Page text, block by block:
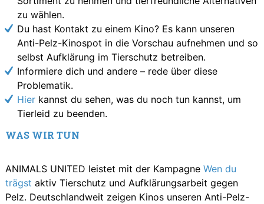
zu wählen.
Du hast Kontakt zu einem Kino? Es kann unseren
Anti-Pelz-Kinospot in die Vorschau aufnehmen und so
selbst Aufklärung im Tierschutz betreiben.
Informiere dich und andere – rede über diese
Problematik.
Hier kannst du sehen, was du noch tun kannst, um
Tierleid zu beenden.
WAS WIR TUN
ANIMALS UNITED leistet mit der KampagneWen du
trägst aktiv Tierschutz und Aufklärungsarbeit gegen
Pelz. Deutschlandweit zeigen Kinos unseren Anti-Pelz-